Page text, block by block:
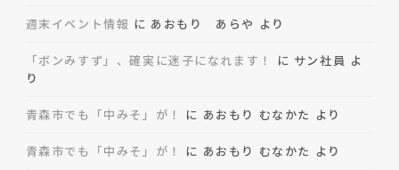
週末イベント情報 に あおもり あらや より
「ボンみすず」、確実に迷子になれます！ に サン社員 よ
り
青森市でも「中みそ」が！ に あおもり むなかた より
青森市でも「中みそ」が！ に あおもり むなかた より